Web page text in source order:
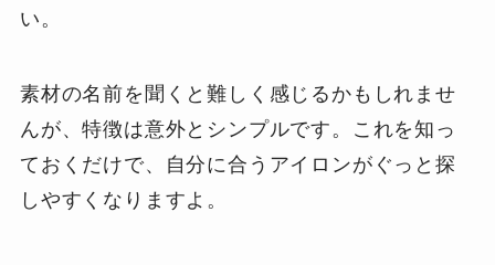
い。
素材の名前を聞くと難しく感じるかもしれませ
んが、特徴は意外とシンプルです。これを知っ
ておくだけで、自分に合うアイロンがぐっと探
しやすくなりますよ。